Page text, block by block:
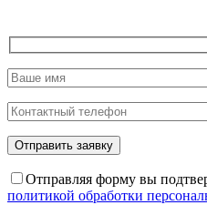
Отправляя форму вы
политикой обработки